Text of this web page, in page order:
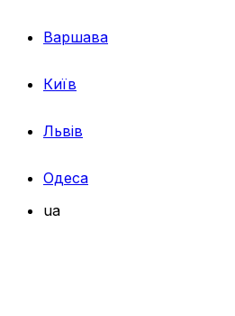
Варшава
Київ
Львів
Одеса
ua